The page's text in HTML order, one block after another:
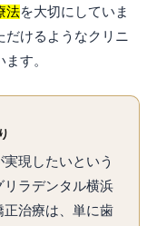
法を大切にしていま
だけるようなクリニ
す。
現したいという
ラデンタル横浜
治療は、単に歯